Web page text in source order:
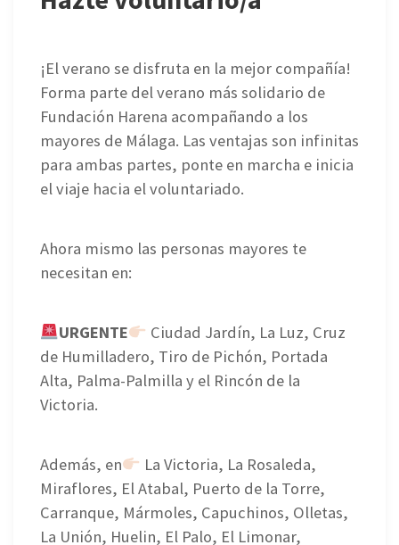
¡El verano se disfruta en la mejor compañía!
Forma parte del verano más solidario de
Fundación Harena acompañando a los
mayores de Málaga. Las ventajas son infinitas
para ambas partes, ponte en marcha e inicia
el viaje hacia el voluntariado.
Ahora mismo las personas mayores te
necesitan en:
URGENTE
Ciudad Jardín, La Luz, Cruz
de Humilladero, Tiro de Pichón, Portada
Alta, Palma-Palmilla y el Rincón de la
Victoria.
Además, en
La Victoria, La Rosaleda,
Miraflores, El Atabal, Puerto de la Torre,
Carranque, Mármoles, Capuchinos, Olletas,
La Unión, Huelin, El Palo, El Limonar,